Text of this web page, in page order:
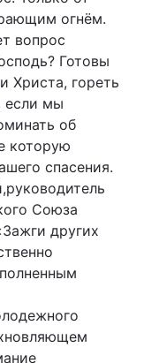
огнём.
вопрос
Готовы
Христа, гореть
если мы
об
которую
спасения.
Союза
других